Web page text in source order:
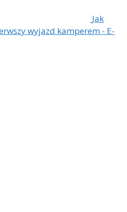
Jak
wyjazd kamperem - E-